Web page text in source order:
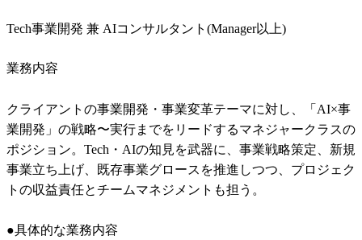
Tech事業開発 兼 AIコンサルタント(Manager以上)
業務内容
クライアントの事業開発・事業変革テーマに対し、「AI×事
業開発」の戦略〜実行までをリードするマネジャークラスの
ポジション。Tech・AIの知見を武器に、事業戦略策定、新規
事業立ち上げ、既存事業グロースを推進しつつ、プロジェク
トの収益責任とチームマネジメントも担う。
●具体的な業務内容